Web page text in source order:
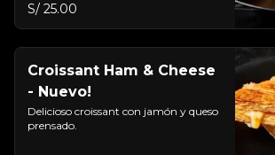
S/ 25.00
Croissant Ham & Cheese
- Nuevo!
Delicioso croissant con jamón y queso
prensado.